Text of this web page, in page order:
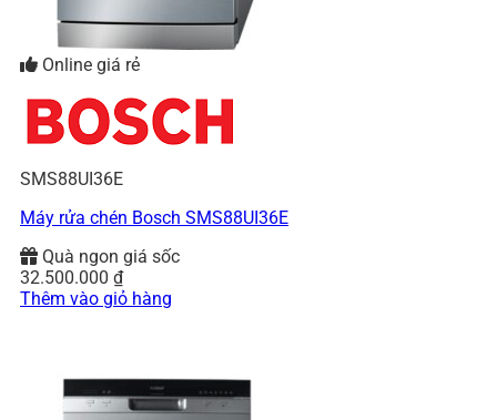
Online giá rẻ
SMS88UI36E
Máy rửa chén Bosch SMS88UI36E
Quà ngon giá sốc
32.500.000 ₫
Thêm vào giỏ hàng